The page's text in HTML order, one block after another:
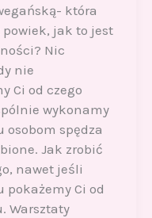
która
powiek, jak to jest
Nic
nie
Ci od czego
wykonamy
osobom spędza
Jak zrobić
nawet jeśli
pokażemy Ci od
Warsztaty